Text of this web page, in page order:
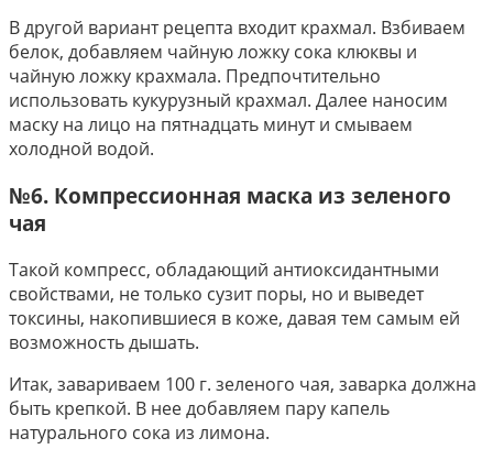
В другой вариант рецепта входит крахмал. Взбиваем
белок, добавляем чайную ложку сока клюквы и
чайную ложку крахмала. Предпочтительно
использовать кукурузный крахмал. Далее наносим
маску на лицо на пятнадцать минут и смываем
холодной водой.
№6. Компрессионная маска из зеленого
чая
Такой компресс, обладающий антиоксидантными
свойствами, не только сузит поры, но и выведет
токсины, накопившиеся в коже, давая тем самым ей
возможность дышать.
Итак, завариваем 100 г. зеленого чая, заварка должна
быть крепкой. В нее добавляем пару капель
натурального сока из лимона.